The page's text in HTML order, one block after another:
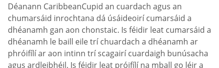
Déanann CaribbeanCupid an cuardach agus an
chumarsáid inrochtana dá úsáideoirí cumarsáid a
dhéanamh gan aon chonstaic. Is féidir leat cumarsáid a
dhéanamh le baill eile trí chuardach a dhéanamh ar
phróifílí ar aon intinn trí scagairí cuardaigh bunúsacha
agus ardleibhéil. Is féidir leat próifílí na mball go léir a